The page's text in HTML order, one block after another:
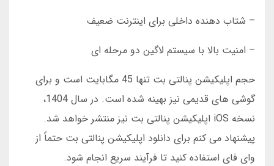
– شتاب دهنده داخلی برای اینترنت ضعیف
– امنیت بالا با سیستم لاگین دو مرحله ای
حجم اپلیکیشن پنالتی بت تنها 45 مگابایت است و برای
گوشی های قدیمی نیز بهینه شده است. در سال 1404،
نسخه iOS اپلیکیشن پنالتی بت نیز منتشر خواهد شد.
پیشنهاد می کنم برای دانلود اپلیکیشن پنالتی بت حتماً از
وای فای استفاده کنید تا فرآیند سریع انجام شود.